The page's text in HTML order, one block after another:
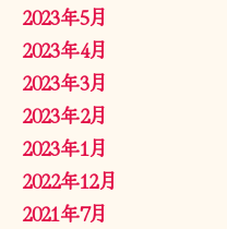
2023年5月
2023年4月
2023年3月
2023年2月
2023年1月
2022年12月
2021年7月